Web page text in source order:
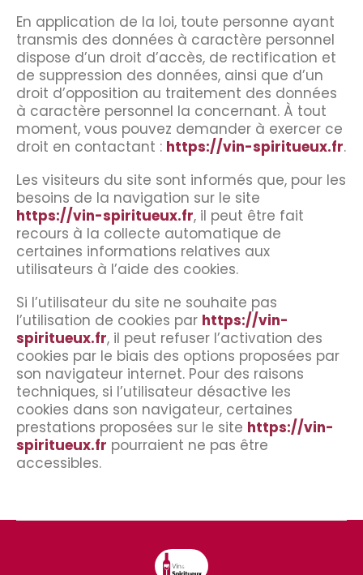
En application de la loi, toute personne ayant
transmis des données à caractère personnel
dispose d’un droit d’accès, de rectification et
de suppression des données, ainsi que d’un
droit d’opposition au traitement des données
à caractère personnel la concernant. À tout
moment, vous pouvez demander à exercer ce
droit en contactant : https://vin-spiritueux.fr.
Les visiteurs du site sont informés que, pour les
besoins de la navigation sur le site
https://vin-spiritueux.fr, il peut être fait
recours à la collecte automatique de
certaines informations relatives aux
utilisateurs à l’aide des cookies.
Si l’utilisateur du site ne souhaite pas
l’utilisation de cookies par https://vin-
spiritueux.fr, il peut refuser l’activation des
cookies par le biais des options proposées par
son navigateur internet. Pour des raisons
techniques, si l’utilisateur désactive les
cookies dans son navigateur, certaines
prestations proposées sur le site https://vin-
spiritueux.fr pourraient ne pas être
accessibles.